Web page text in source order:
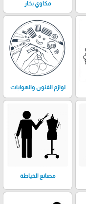
مكاوي بخار
لوازم الفنون والهوايات
مصانع الخياطة